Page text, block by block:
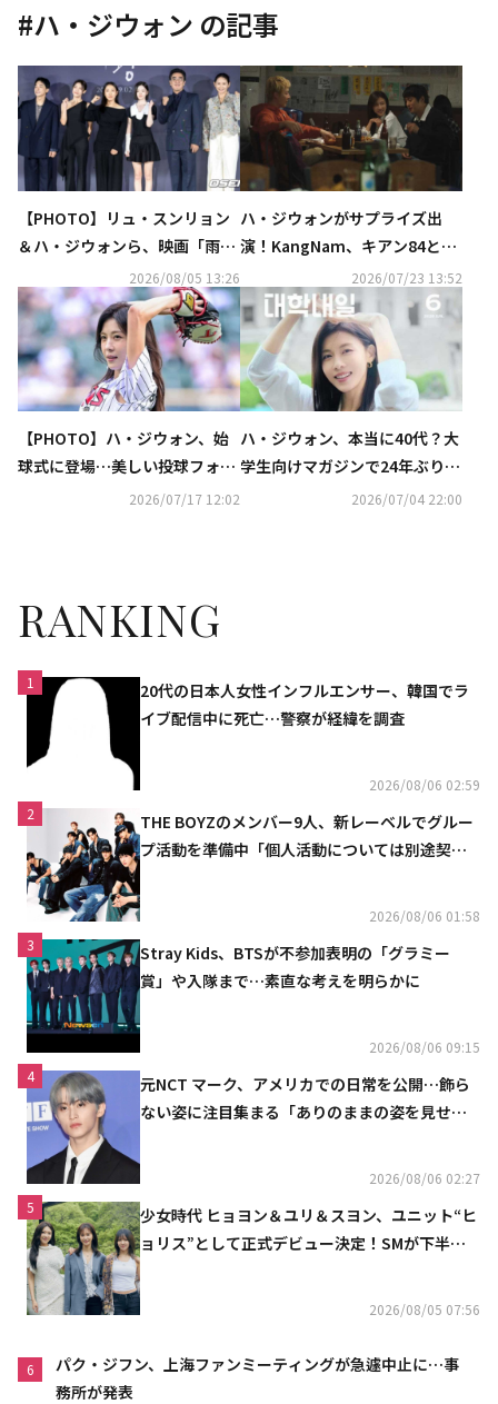
#ハ・ジウォン の記事
【PHOTO】リュ・スンリョン
＆ハ・ジウォンら、映画「雨
光」制作発表会に出席2026/08/05 13:26
ハ・ジウォンがサプライズ出
演！KangNam、キアン84との
コラボ曲「チキンと彼女」MV
公開
2026/07/23 13:52
【PHOTO】ハ・ジウォン、始
球式に登場…美しい投球フォー
2026/07/17 12:02
ハ・ジウォン、本当に40代？大
学生向けマガジンで24年ぶりに
表紙モデルを務め話題2026/07/04 22:00
RANKING
1
20代の日本人女性インフルエンサー、韓国でラ
イブ配信中に死亡…警察が経緯を調査
2026/08/06 02:59
2
THE BOYZのメンバー9人、新レーベルでグルー
プ活動を準備中「個人活動については別途契約
2026/08/06 01:58
3
Stray Kids、BTSが不参加表明の「グラミー
賞」や入隊まで…素直な考えを明らかに
2026/08/06 09:15
4
元NCT マーク、アメリカでの日常を公開…飾ら
ない姿に注目集まる「ありのままの姿を見せた
2026/08/06 02:27
5
少女時代 ヒョヨン＆ユリ＆スヨン、ユニット“ヒ
ョリス”として正式デビュー決定！SMが下半期
2026/08/05 07:56
6
パク・ジフン、上海ファンミーティングが急遽中止に…事
務所が発表